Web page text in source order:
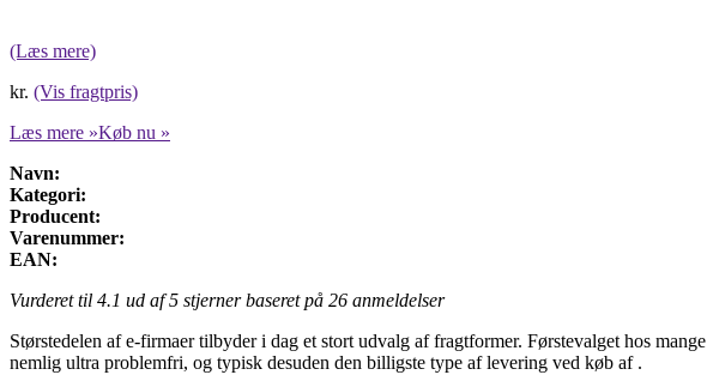
(Læs mere)
kr. (Vis fragtpris)
Læs mere »Køb nu »
Navn:
Kategori:
Producent:
Varenummer:
EAN:
Vurderet til 4.1 ud af 5 stjerner baseret på 26 anmeldelser
Størstedelen af e-firmaer tilbyder i dag et stort udvalg af fragtformer. Førstevalget hos
nemlig ultra problemfri, og typisk desuden den billigste type af levering ved køb af .